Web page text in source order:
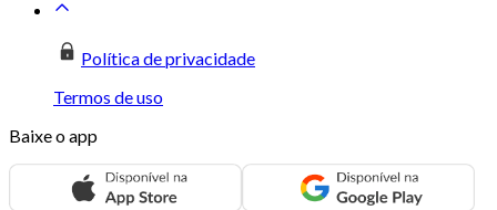
Política de privacidade
Termos de uso
Baixe o app